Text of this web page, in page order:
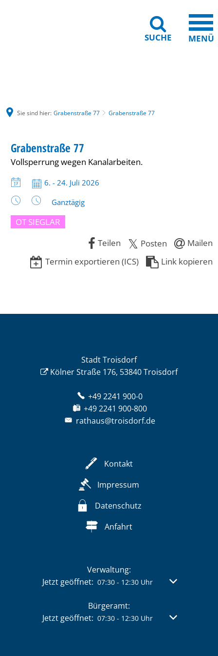
SUCHE MENÜ
Sie sind hier: Grabenstraße 77 Grabenstraße 77
77Grabenstraße 77
Vollsperrung wegen Kanalarbeiten.
Datum:
6. - 24. Juli 2026
Uhrzeit:
Ganztägig
OT SIEGLAR
Teilen
Posten
Mailen
Termin exportieren (ICS)
Link kopieren
Stadt Troisdorf
Kölner Straße 176, 53840 Troisdorf
+49 2241 900-0
+49 2241 900-800
rathaus@troisdorf.de
Kontakt
Impressum
Datenschutz
Anfahrt
Verwaltung:
Klicken, um weitere Öffnungs- oder
Jetzt geöffnet: 07:30- 12:30Uhr Von 07:30
Bürgeramt:
Klicken, um weitere Öffnungs- oder
Jetzt geöffnet: 07:30- 12:30Uhr Von 07:30